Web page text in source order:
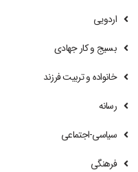
اردویی
بسیج و کار جهادی
خانواده و تربیت فرزند
رسانه
سیاسی-اجتماعی
فرهنگی